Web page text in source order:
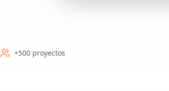
+500 proyectos